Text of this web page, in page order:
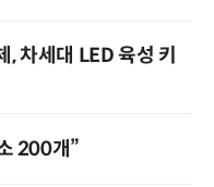
차세대 LED 육성 키
200개”